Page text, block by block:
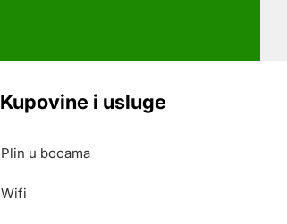
Kupovine i usluge
Plin u bocama
Wifi